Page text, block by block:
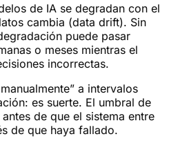
de IA se degradan con el
cambia (data drift). Sin
puede pasar
o meses mientras el
incorrectas.
a intervalos
es suerte. El umbral de
de que el sistema entre
de que haya fallado.